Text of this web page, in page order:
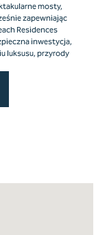
mosty,
zapewniając
Residences
inwestycja,
luksusu, przyrody